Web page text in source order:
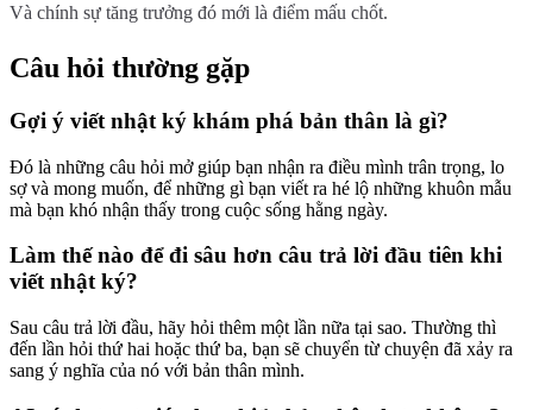
Và chính sự tăng trưởng đó mới là điểm mấu chốt.
Câu hỏi thường gặp
Gợi ý viết nhật ký khám phá bản thân là gì?
Đó là những câu hỏi mở giúp bạn nhận ra điều mình trân trọng, lo
sợ và mong muốn, để những gì bạn viết ra hé lộ những khuôn mẫu
mà bạn khó nhận thấy trong cuộc sống hằng ngày.
Làm thế nào để đi sâu hơn câu trả lời đầu tiên khi
viết nhật ký?
Sau câu trả lời đầu, hãy hỏi thêm một lần nữa tại sao. Thường thì
đến lần hỏi thứ hai hoặc thứ ba, bạn sẽ chuyển từ chuyện đã xảy ra
sang ý nghĩa của nó với bản thân mình.